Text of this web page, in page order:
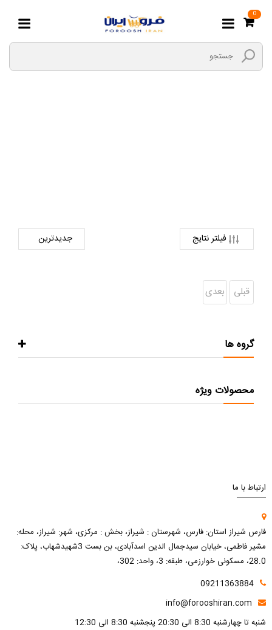
0
فیلتر نتایج
قبلی بعدی
گروه ها
محصولات ویژه
ارتباط با ما
فارس شیراز استان: فارس، شهرستان : شیراز، بخش : مرکزی، شهر: شیراز، محله:
مشیر فاطمی، خیابان سیدجمال الدین اسدآبادی، بن بست 3شهیدشهاب، پلاک:
28.0، مسکونی خوارزمی، طبقه: 3، واحد: 302،
09211363884
info@forooshiran.com
شنبه تا چهارشنبه 8:30 الی 20:30 پنجشنبه 8:30 الی 12:30